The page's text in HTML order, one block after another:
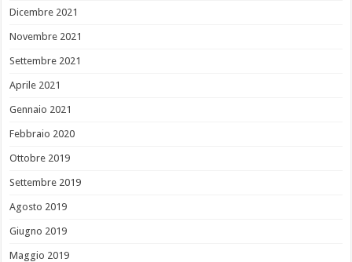
Dicembre 2021
Novembre 2021
Settembre 2021
Aprile 2021
Gennaio 2021
Febbraio 2020
Ottobre 2019
Settembre 2019
Agosto 2019
Giugno 2019
Maggio 2019